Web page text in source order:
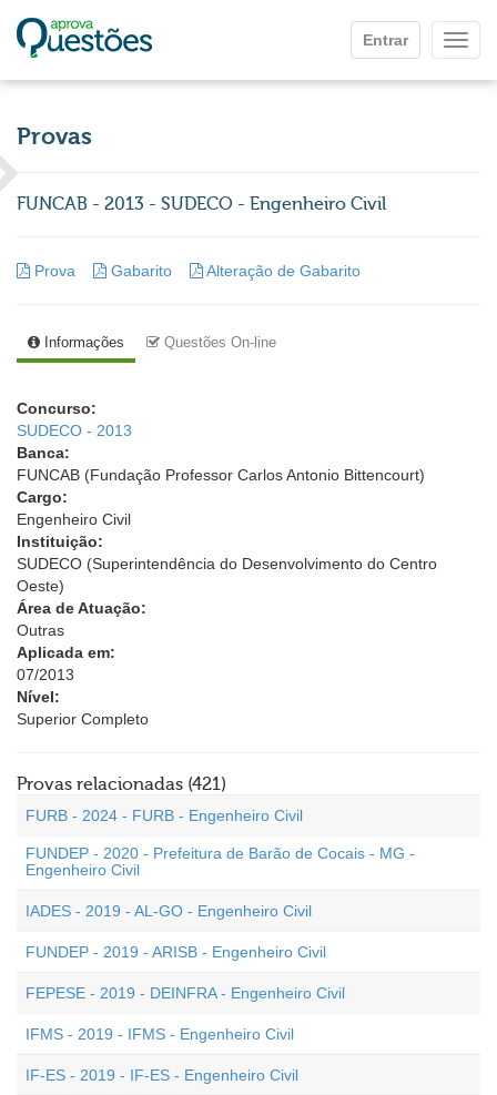
Entrar
Provas
FUNCAB - 2013 - SUDECO - Engenheiro Civil
Prova Gabarito Alteração de Gabarito
Informações Questões On-line
Concurso:
SUDECO - 2013
Banca:
FUNCAB (Fundação Professor Carlos Antonio Bittencourt)
Cargo:
Engenheiro Civil
Instituição:
SUDECO (Superintendência do Desenvolvimento do Centro
Oeste)
Área de Atuação:
Outras
Aplicada em:
07/2013
Nível:
Superior Completo
Provas relacionadas (421)
FURB - 2024 - FURB - Engenheiro Civil
FUNDEP - 2020 - Prefeitura de Barão de Cocais - MG -
Engenheiro Civil
IADES - 2019 - AL-GO - Engenheiro Civil
FUNDEP - 2019 - ARISB - Engenheiro Civil
FEPESE - 2019 - DEINFRA - Engenheiro Civil
IFMS - 2019 - IFMS - Engenheiro Civil
IF-ES - 2019 - IF-ES - Engenheiro Civil